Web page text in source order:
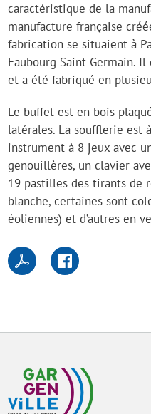
caractéristique de la
manufacture française
fabrication se situaient à
Faubourg Saint-Germain.
et a été fabriqué en
Le buffet est en bois
latérales. La soufflerie est
instrument à 8 jeux avec
genouillères, un clavier
19 pastilles des tirants de
blanche, certaines sont
éoliennes) et d’autres en